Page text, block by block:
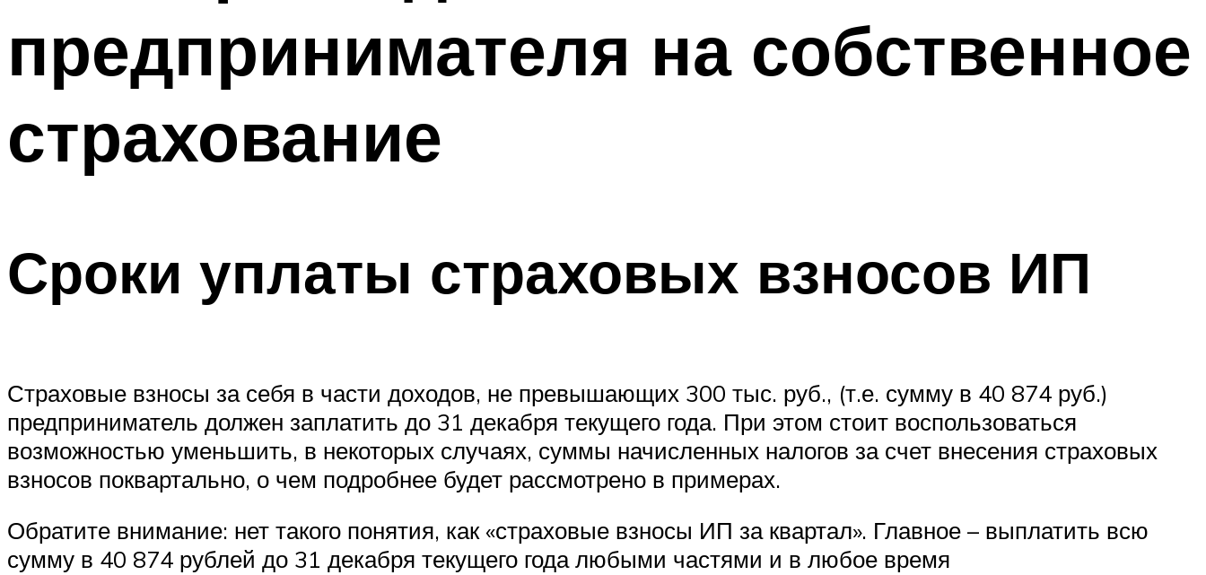
предпринимателя на собственное
страхование
Сроки уплаты страховых взносов ИП
Страховые взносы за себя в части доходов, не превышающих 300 тыс. руб., (т.е. сумму в 40 874 руб.)
предприниматель должен заплатить до 31 декабря текущего года. При этом стоит воспользоваться
возможностью уменьшить, в некоторых случаях, суммы начисленных налогов за счет внесения страховых
взносов поквартально, о чем подробнее будет рассмотрено в примерах.
Обратите внимание: нет такого понятия, как «страховые взносы ИП за квартал». Главное – выплатить всю
сумму в 40 874 рублей до 31 декабря текущего года любыми частями и в любое время